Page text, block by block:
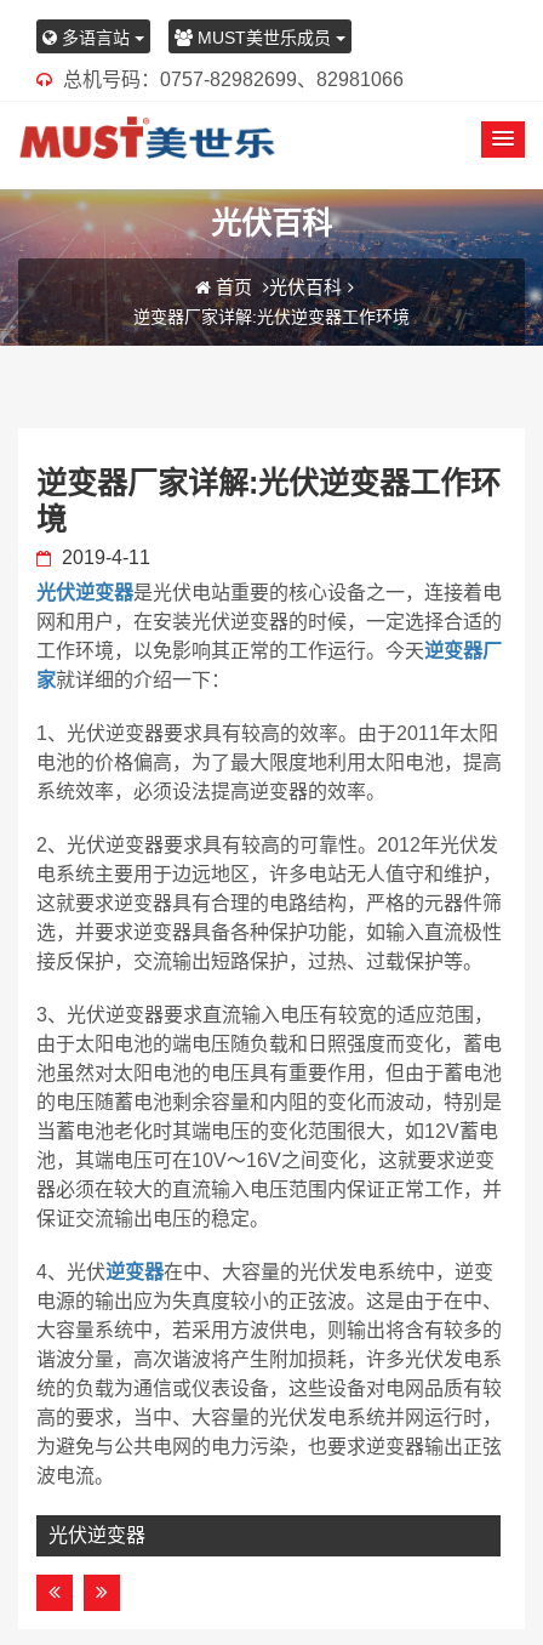
多语言站 MUST美世乐成员
总机号码：0757-82982699、82981066
光伏百科
首页 光伏百科
逆变器厂家详解:光伏逆变器工作环境
逆变器厂家详解:光伏逆变器工作环
境
2019-4-11
光伏逆变器是光伏电站重要的核心设备之一，连接着电
网和用户，在安装光伏逆变器的时候，一定选择合适的
工作环境，以免影响其正常的工作运行。今天逆变器厂
家就详细的介绍一下：
1、光伏逆变器要求具有较高的效率。由于2011年太阳
电池的价格偏高，为了最大限度地利用太阳电池，提高
系统效率，必须设法提高逆变器的效率。
2、光伏逆变器要求具有较高的可靠性。2012年光伏发
电系统主要用于边远地区，许多电站无人值守和维护，
这就要求逆变器具有合理的电路结构，严格的元器件筛
选，并要求逆变器具备各种保护功能，如输入直流极性
接反保护，交流输出短路保护，过热、过载保护等。
3、光伏逆变器要求直流输入电压有较宽的适应范围，
由于太阳电池的端电压随负载和日照强度而变化，蓄电
池虽然对太阳电池的电压具有重要作用，但由于蓄电池
的电压随蓄电池剩余容量和内阻的变化而波动，特别是
当蓄电池老化时其端电压的变化范围很大，如12V蓄电
池，其端电压可在10V～16V之间变化，这就要求逆变
器必须在较大的直流输入电压范围内保证正常工作，并
保证交流输出电压的稳定。
4、光伏逆变器在中、大容量的光伏发电系统中，逆变
电源的输出应为失真度较小的正弦波。这是由于在中、
大容量系统中，若采用方波供电，则输出将含有较多的
谐波分量，高次谐波将产生附加损耗，许多光伏发电系
统的负载为通信或仪表设备，这些设备对电网品质有较
高的要求，当中、大容量的光伏发电系统并网运行时，
为避免与公共电网的电力污染，也要求逆变器输出正弦
波电流。
光伏逆变器